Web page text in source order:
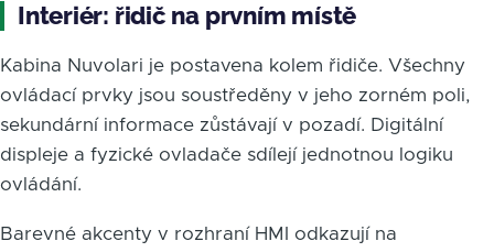
Interiér: řidič na prvním místě
Kabina Nuvolari je postavena kolem řidiče. Všechny
ovládací prvky jsou soustředěny v jeho zorném poli,
sekundární informace zůstávají v pozadí. Digitální
displeje a fyzické ovladače sdílejí jednotnou logiku
ovládání.
Barevné akcenty v rozhraní HMI odkazují na